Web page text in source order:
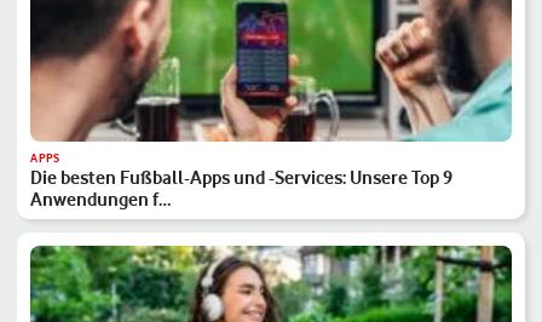
APPS
Die besten Fußball-Apps und -Services: Unsere Top 9
Anwendungen f…